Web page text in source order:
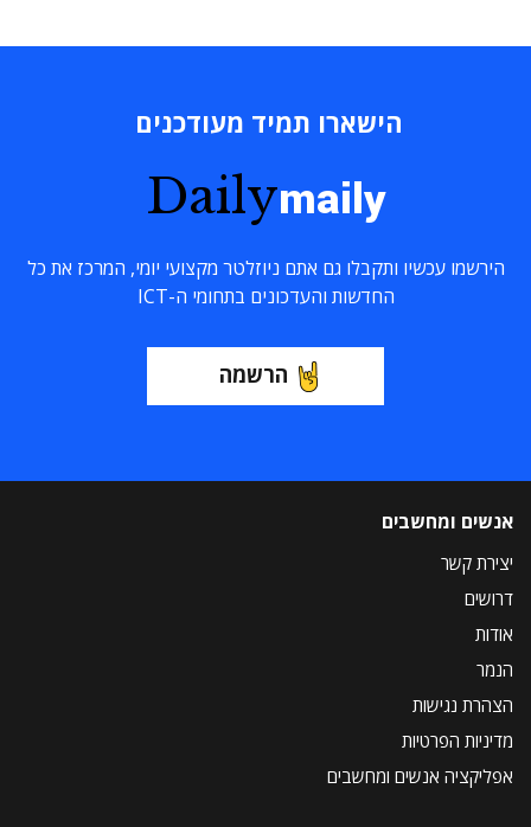
הישארו תמיד מעודכנים
Dailymaily
הירשמו עכשיו ותקבלו גם אתם ניוזלטר מקצועי יומי, המרכז את כל
החדשות והעדכונים בתחומי ה-ICT
הרשמה
אנשים ומחשבים
יצירת קשר
דרושים
אודות
הנמר
הצהרת נגישות
מדיניות הפרטיות
אפליקציה אנשים ומחשבים